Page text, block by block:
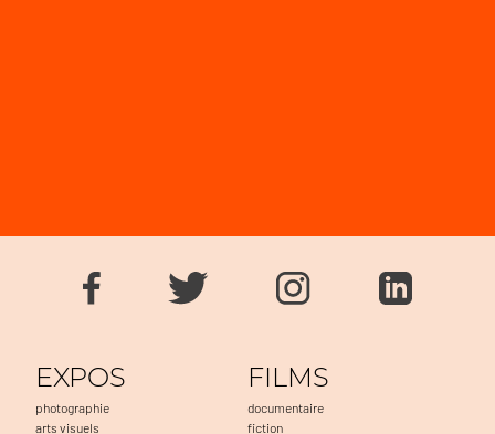
EXPOS
photographie
arts visuels
FILMS
documentaire
fiction